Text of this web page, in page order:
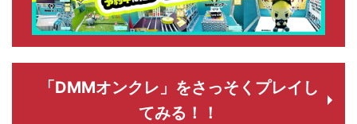
「DMMオンクレ」をさっそくプレイし
てみる！！